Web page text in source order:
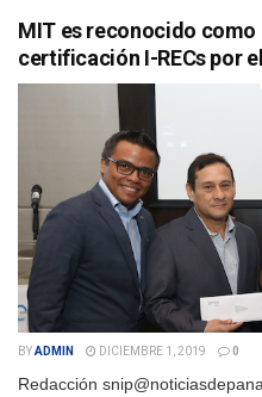
MIT es reconocido
certificación I-RECs por
BYADMIN DICIEMBRE 1, 2019 0
Redacción